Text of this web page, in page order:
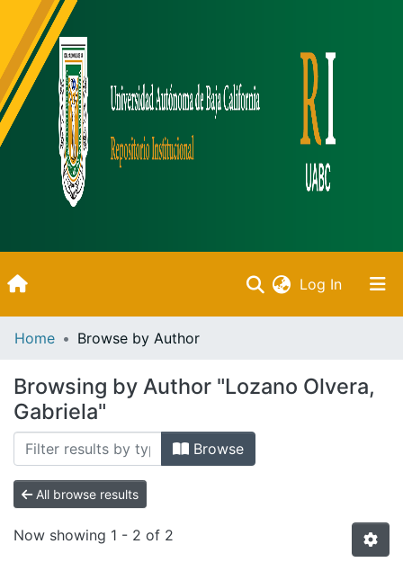
Log In(current)
Inicio
Bibliotecas
Home Browse by Author
Browsing by Author "Lozano Olvera,
Gabriela"
Browse
All browse results
Now showing 1 - 2 of 2